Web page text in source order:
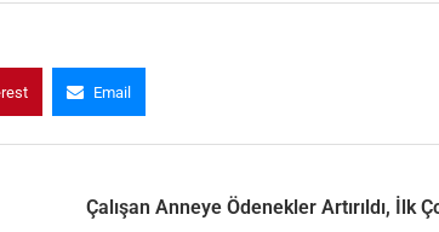
Email
Çalışan Anneye Ödenekler Artırıldı, İlk